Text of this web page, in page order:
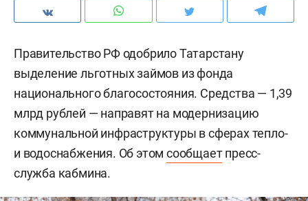
Правительство РФ одобрило Татарстану
выделение льготных займов из фонда
национального благосостояния. Средства — 1,39
млрд рублей — направят на модернизацию
коммунальной инфраструктуры в сферах тепло-
и водоснабжения. Об этомсообщаетпресс-
служба кабмина.